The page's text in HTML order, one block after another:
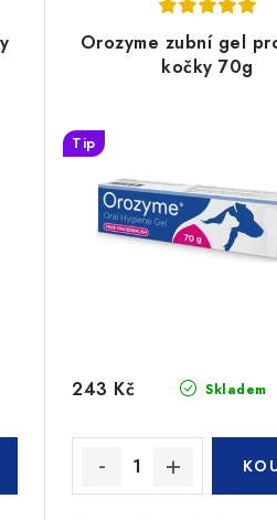
Orozyme zubní gel
kočky 70g
Tip
Skladem
243 Kč